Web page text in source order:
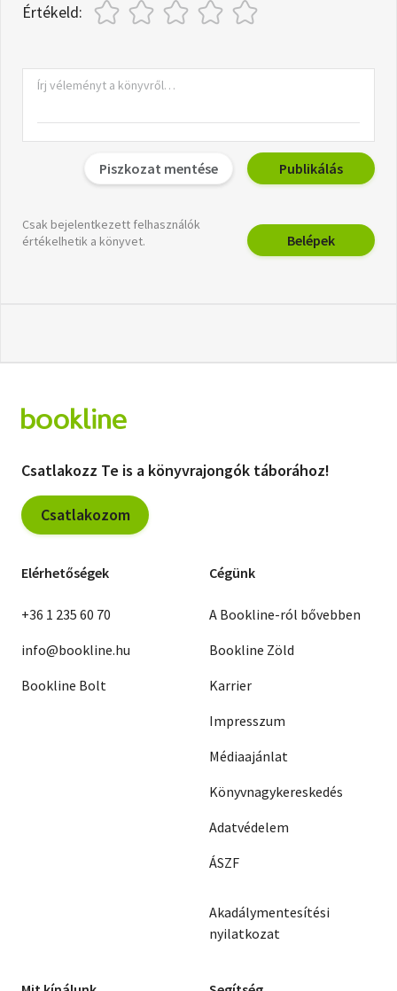
Értékeld:
Piszkozat mentése Publikálás
Csak bejelentkezett felhasználók
értékelhetik a könyvet.
Belépek
Csatlakozz Te is a könyvrajongók táborához!
Csatlakozom
Elérhetőségek
+36 1 235 60 70
info@bookline.hu
Bookline Bolt
Cégünk
A Bookline-ról bővebben
Bookline Zöld
Karrier
Impresszum
Médiaajánlat
Könyvnagykereskedés
Adatvédelem
ÁSZF
Akadálymentesítési
nyilatkozat